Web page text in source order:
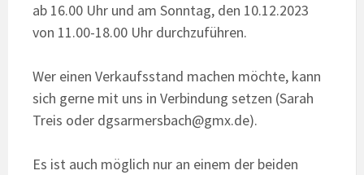
ab 16.00 Uhr und am Sonntag, den 10.12.2023
von 11.00-18.00 Uhr durchzuführen.
Wer einen Verkaufsstand machen möchte, kann
sich gerne mit uns in Verbindung setzen (Sarah
Treis oder dgsarmersbach@gmx.de).
Es ist auch möglich nur an einem der beiden